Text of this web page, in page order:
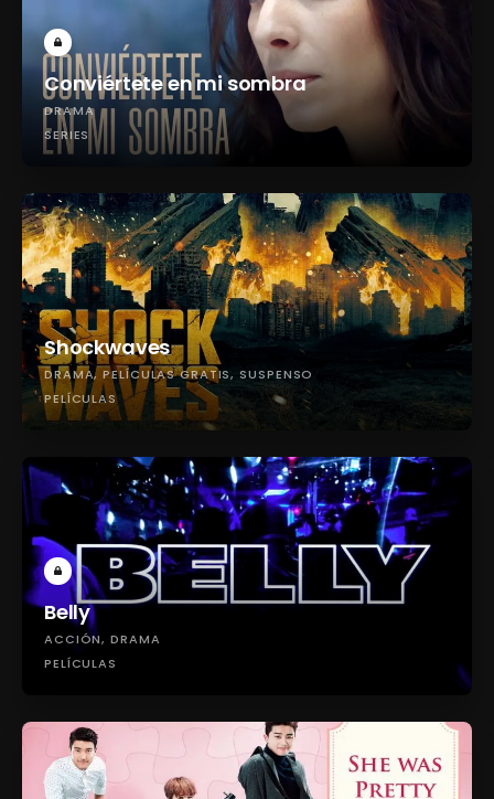
Conviértete en mi sombra
DRAMA
SERIES
Shockwaves
DRAMA PELÍCULAS GRATIS SUSPENSO
PELÍCULAS
Belly
ACCIÓN DRAMA
PELÍCULAS